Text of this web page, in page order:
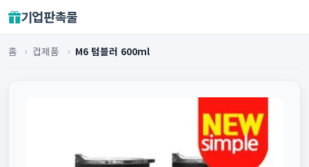
기업판촉물
홈 › 컵제품 › M6 텀블러 600ml